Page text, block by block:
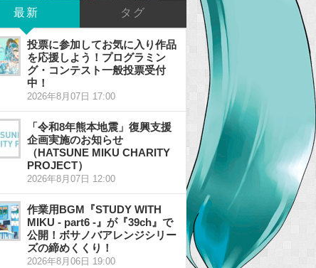
最新 タグ
投票に参加してお気に入り作品
を応援しよう！プログラミン
グ・コンテスト一般投票受付
中！
2026年8月07日 17:00
「令和8年熊本地震」復興支援
企画実施のお知らせ
（HATSUNE MIKU CHARITY
PROJECT）
2026年8月07日 12:00
作業用BGM『STUDY WITH
MIKU - part6 -』が『39ch』で
公開！ボサノバアレンジシリー
ズの締めくくり！
2026年8月06日 19:00